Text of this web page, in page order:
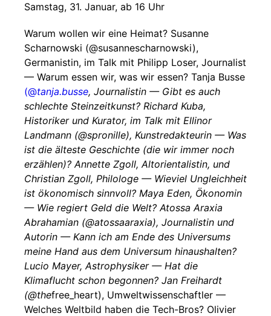
Samstag, 31. Januar, ab 16 Uhr
Warum wollen wir eine Heimat? Susanne
Scharnowski (@susannescharnowski),
Germanistin, im Talk mit Philipp Loser, Journalist
— Warum essen wir, was wir essen? Tanja Busse
(@tanja.busse, Journalistin — Gibt es auch
schlechte Steinzeitkunst? Richard Kuba,
Historiker und Kurator, im Talk mit Ellinor
Landmann (@spronille), Kunstredakteurin — Was
ist die älteste Geschichte (die wir immer noch
erzählen)? Annette Zgoll, Altorientalistin, und
Christian Zgoll, Philologe — Wieviel Ungleichheit
ist ökonomisch sinnvoll? Maya Eden, Ökonomin
— Wie regiert Geld die Welt? Atossa Araxia
Abrahamian (@atossaaraxia), Journalistin und
Autorin — Kann ich am Ende des Universums
meine Hand aus dem Universum hinaushalten?
Lucio Mayer, Astrophysiker — Hat die
Klimaflucht schon begonnen? Jan Freihardt
(@thefree_heart), Umweltwissenschaftler —
Welches Weltbild haben die Tech-Bros? Olivier